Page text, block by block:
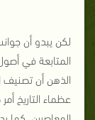
لكن يبدو أن
المتابعة في
الذهن أن
عظماء التاريخ